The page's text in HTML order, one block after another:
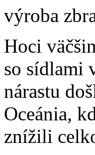
výroba
Hoci
so sídlami
nárastu
Oceánia,
znížili